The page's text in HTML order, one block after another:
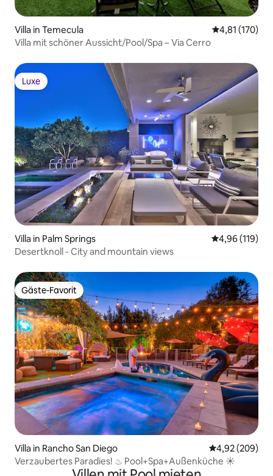
Villa in Temecula
4,81 (170)
Villa mit schöner Aussicht/Pool/Spa – Via Cerro
Luxe
Luxe
Villa in Palm Springs
4,96 (119)
Desertknoll - City and mountain views
Gäste-Favorit
Gäste-Favorit
Villa in Rancho San Diego
4,92 (209)
Verzaubertes Paradies! ♨ Pool+Spa+Außenküche ☀